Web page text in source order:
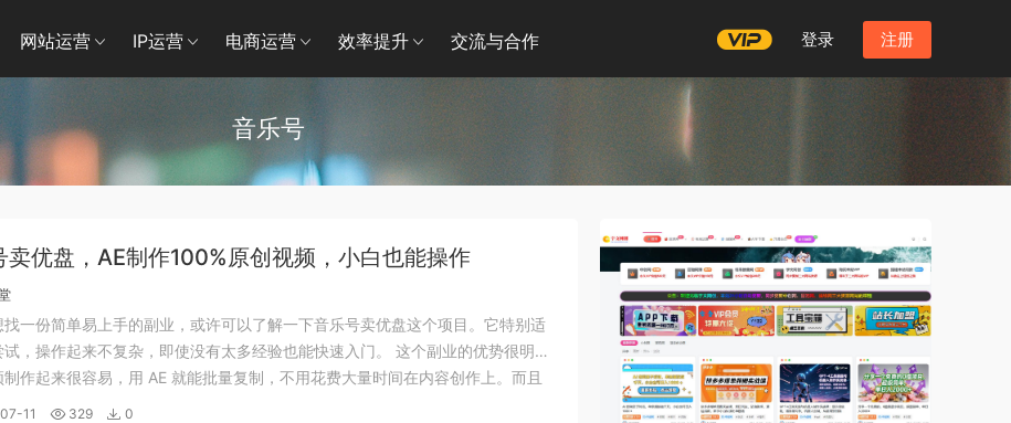
网站运营 IP运营 电商运营 效率提升 交流与合作 登录 注册
音乐号
卖优盘，AE制作100%原创视频，小白也能操作
找一份简单易上手的副业，或许可以了解一下音乐号卖优盘这个项目。它特别适
试，操作起来不复杂，即使没有太多经验也能快速入门。 这个副业的优势很明
制作起来很容易，用 AE 就能批量复制，不用花费大量时间在内容创作上。而且
不错，普通小白全职做的话，做的好能够实现月入 1W + 也不是问题，还能进行
11 329 0